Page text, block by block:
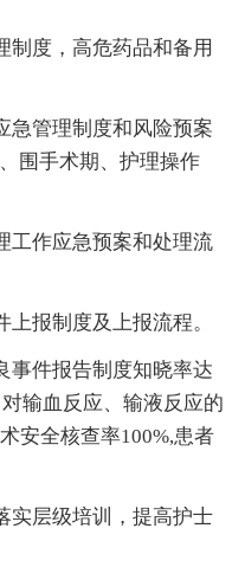
制度，高危药品和备用
急管理制度和风险预案
围手术期、护理操作
工作应急预案和处理流
报制度及上报流程。
事件报告制度知晓率达
输血反应、输液反应的
安全核查率100%,患者
实层级培训，提高护士